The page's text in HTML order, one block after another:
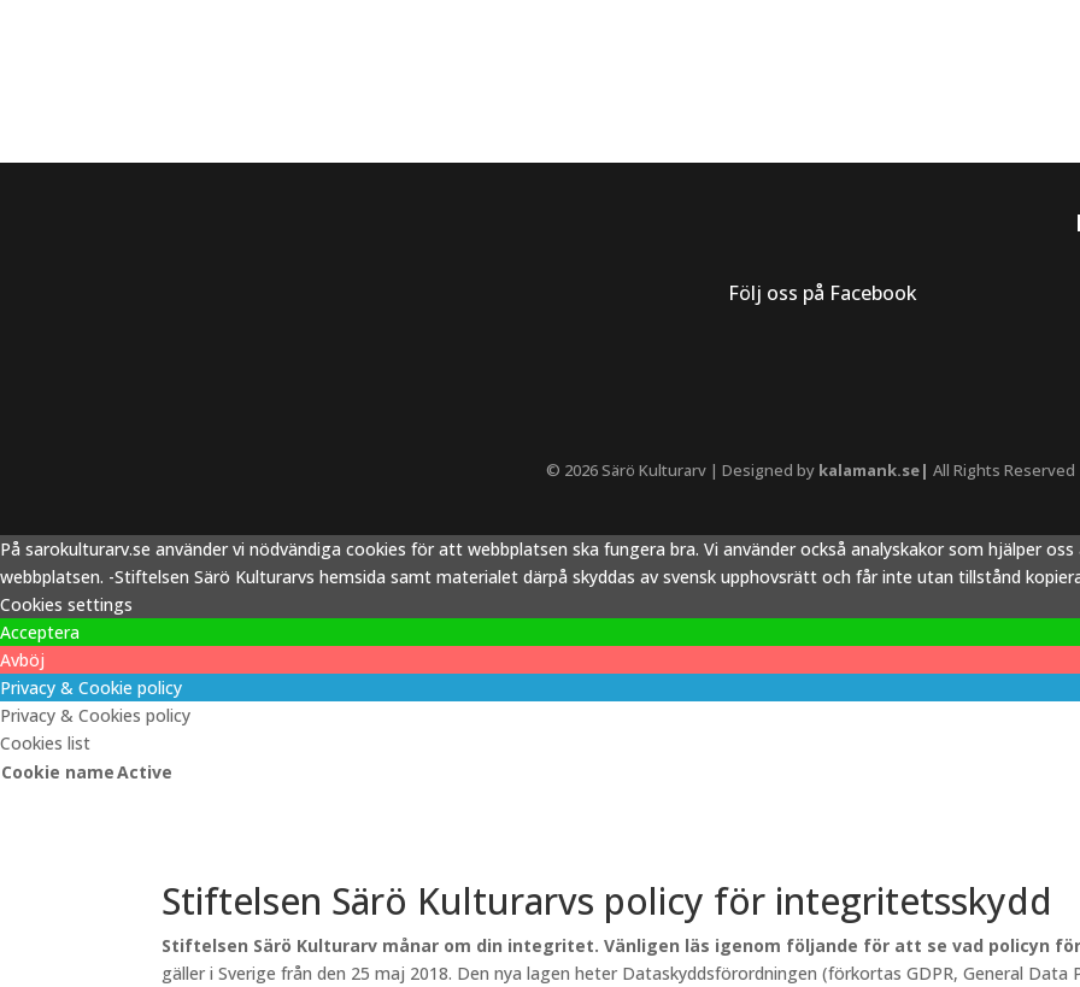
Följ oss på Facebook
© 2026 Särö Kulturarv | Designed by kalamank.se| All Rights Reserved
På sarokulturarv.se använder vi nödvändiga cookies för att webbplatsen ska fungera bra. Vi använder också analyskakor som hjälper
webbplatsen. -Stiftelsen Särö Kulturarvs hemsida samt materialet därpå skyddas av svensk upphovsrätt och får inte utan tillstånd
Cookies settings
Acceptera
Avböj
Privacy & Cookie policy
Privacy & Cookies policy
Cookies list
Cookie nameActive
Stiftelsen Särö Kulturarvs policy för integritetsskydd
Stiftelsen Särö Kulturarv månar om din integritet. Vänligen läs igenom följande för att se vad policyn
gäller i Sverige från den 25 maj 2018. Den nya lagen heter Dataskyddsförordningen (förkortas GDPR, General